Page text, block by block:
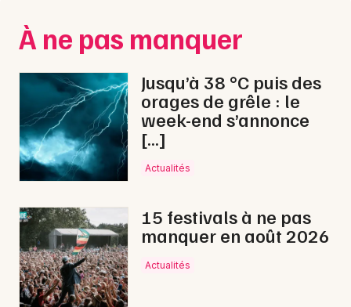
Newsletter des sorties
Artistes en tournée
Actualités
Magazine
À ne pas manquer
Jusqu’à 38 °C puis des
orages de grêle : le
week-end s’annonce
[…]
Actualités
15 festivals à ne pas
manquer en août 2026
Actualités